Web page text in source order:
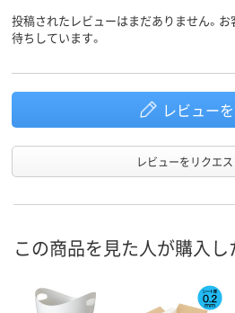
投稿されたレビューはまだありません。
待ちしています。
レビュー
レビューをリクエ
この商品を見た人が購入し